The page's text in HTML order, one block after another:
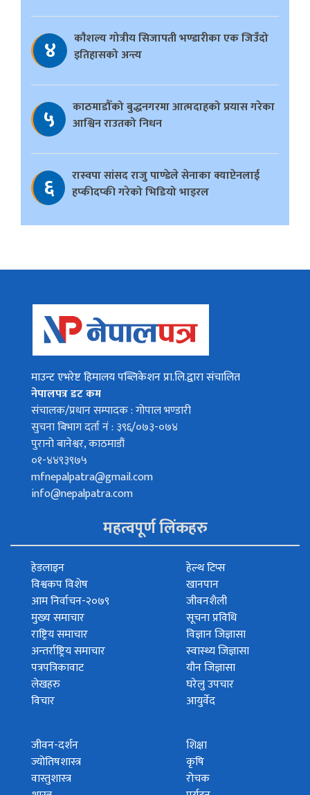
४
काैशल्य गोत्रीय सिजापती भण्डारीका एक जिउँदो
इतिहासको अन्त्य
५
काठमाडौँको बुद्धनगरमा आत्मदाहको प्रयास गरेका
आश्विन राउतको निधन
६
रास्वपा सांसद राजु पाण्डेले सेनाका क्याप्टेनलाई
हप्कीदप्की गरेको भिडियो भाइरल
माउन्ट एभरेष्ट हिमालय पब्लिकेशन प्रा.लि.द्वारा संचालित
नेपालपत्र डट कम
संचालक/प्रधान सम्पादक : गोपाल भण्डारी
सुचना बिभाग दर्ता नं : ३९६/०७३-०७४
पुरानो बानेश्वर, काठमाडौं
०१-४४९३९७५
mfnepalpatra@gmail.com
info@nepalpatra.com
महत्वपूर्ण लिंकहरु
हेडलाइन
विश्वकप विशेष
आम निर्वाचन-२०७९
मुख्य समाचार
राष्ट्रिय समाचार
अन्तर्राष्ट्रिय समाचार
पत्रपत्रिकावाट
लेखहरु
विचार
हेल्थ टिप्स
खानपान
जीवनशैली
सूचना प्रविधि
विज्ञान जिज्ञासा
स्वास्थ्य जिज्ञासा
यौन जिज्ञासा
घरेलु उपचार
आयुर्वेद
जीवन-दर्शन
ज्योतिषशास्त्र
वास्तुशास्त्र
शिक्षा
कृषि
रोचक